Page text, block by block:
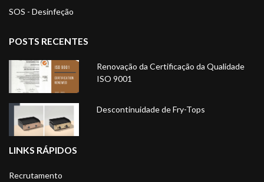
SOS - Desinfeção
POSTS RECENTES
Renovação da Certificação da Qualidade
ISO 9001
Descontinuidade de Fry-Tops
LINKS RÁPIDOS
Recrutamento